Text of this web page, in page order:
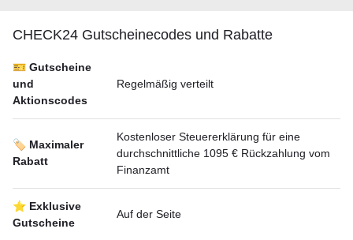
CHECK24 Gutscheineсodes und Rabatte
🎫 Gutscheine
und
Aktionscodes
Regelmäßig verteilt
🏷️ Maximaler
Rabatt
Kostenloser Steuererklärung für eine
durchschnittliche 1095 € Rückzahlung vom
Finanzamt
⭐ Exklusive
Gutscheine
Auf der Seite